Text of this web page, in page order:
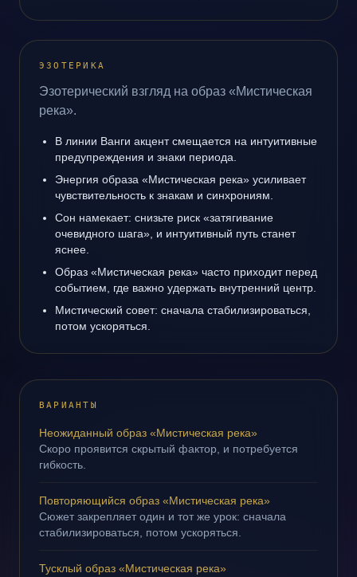
ЭЗОТЕРИКА
Эзотерический взгляд на образ «Мистическая
река».
В линии Ванги акцент смещается на интуитивные
предупреждения и знаки периода.
Энергия образа «Мистическая река» усиливает
чувствительность к знакам и синхрониям.
Сон намекает: снизьте риск «затягивание
очевидного шага», и интуитивный путь станет
яснее.
Образ «Мистическая река» часто приходит перед
событием, где важно удержать внутренний центр.
Мистический совет: сначала стабилизироваться,
потом ускоряться.
ВАРИАНТЫ
Неожиданный образ «Мистическая река»
Скоро проявится скрытый фактор, и потребуется
гибкость.
Повторяющийся образ «Мистическая река»
Сюжет закрепляет один и тот же урок: сначала
стабилизироваться, потом ускоряться.
Тусклый образ «Мистическая река»